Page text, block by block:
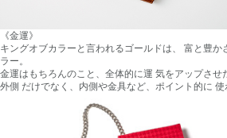
《金運》
キングオブカラーと言われるゴールドは、 富と豊か
ラー。
金運はもちろんのこと、全体的に運 気をアップさせ
外側 だけでなく、内側や金具など、ポイント的に 使